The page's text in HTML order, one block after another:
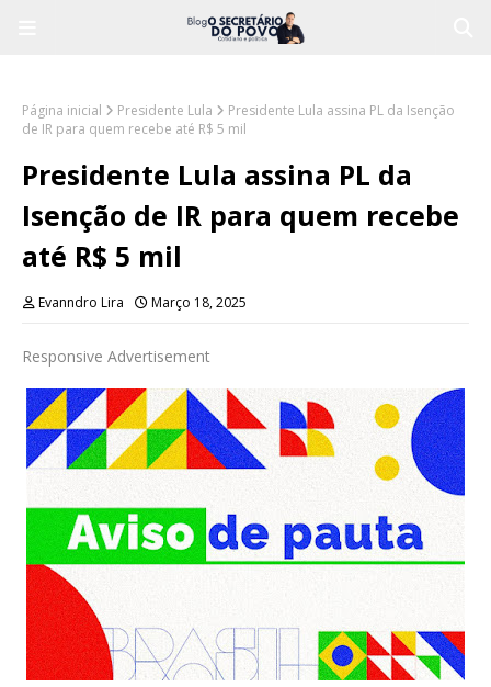
Página inicial Presidente Lula
Presidente Lula assina PL da Isenção
de IR para quem recebe até R$ 5 mil
Presidente Lula assina PL da
Isenção de IR para quem recebe
até R$ 5 mil
Evanndro Lira Março 18, 2025
Responsive Advertisement